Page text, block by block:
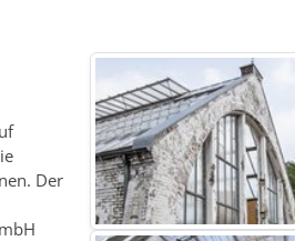
Der